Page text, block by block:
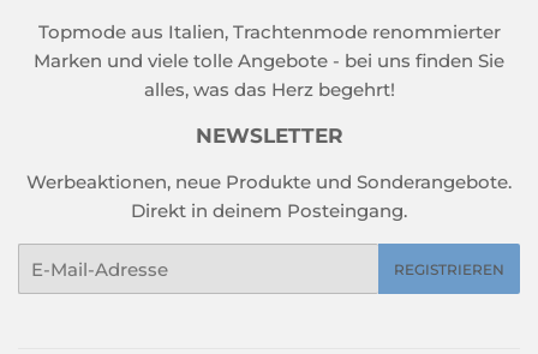
Topmode aus Italien, Trachtenmode renommierter
Marken und viele tolle Angebote - bei uns finden Sie
alles, was das Herz begehrt!
NEWSLETTER
Werbeaktionen, neue Produkte und Sonderangebote.
Direkt in deinem Posteingang.
Mail
REGISTRIEREN